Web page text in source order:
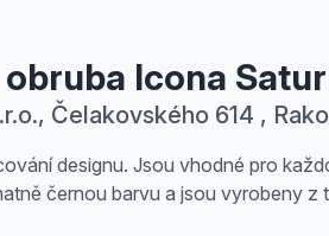
Icona
Čelakovského 614 ,
designu. Jsou vhodné pro
černou barvu a jsou vyrobeny z